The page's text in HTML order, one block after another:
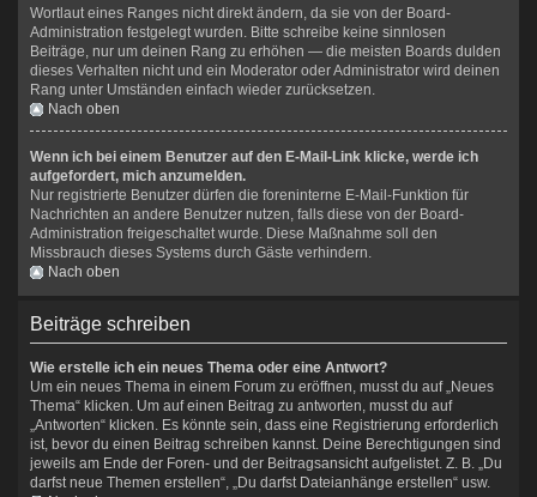
Wortlaut eines Ranges nicht direkt ändern, da sie von der Board-
Administration festgelegt wurden. Bitte schreibe keine sinnlosen
Beiträge, nur um deinen Rang zu erhöhen — die meisten Boards dulden
dieses Verhalten nicht und ein Moderator oder Administrator wird deinen
Rang unter Umständen einfach wieder zurücksetzen.
Nach oben
Wenn ich bei einem Benutzer auf den E-Mail-Link klicke, werde ich
aufgefordert, mich anzumelden.
Nur registrierte Benutzer dürfen die foreninterne E-Mail-Funktion für
Nachrichten an andere Benutzer nutzen, falls diese von der Board-
Administration freigeschaltet wurde. Diese Maßnahme soll den
Missbrauch dieses Systems durch Gäste verhindern.
Nach oben
Beiträge schreiben
Wie erstelle ich ein neues Thema oder eine Antwort?
Um ein neues Thema in einem Forum zu eröffnen, musst du auf „Neues
Thema“ klicken. Um auf einen Beitrag zu antworten, musst du auf
„Antworten“ klicken. Es könnte sein, dass eine Registrierung erforderlich
ist, bevor du einen Beitrag schreiben kannst. Deine Berechtigungen sind
jeweils am Ende der Foren- und der Beitragsansicht aufgelistet. Z. B. „Du
darfst neue Themen erstellen“, „Du darfst Dateianhänge erstellen“ usw.